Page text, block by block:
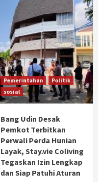
Pemerintahan
Politik
sosial
Bang Udin Desak
Pemkot Terbitkan
Perwali Perda Hunian
Layak, Stay.vie Coliving
Tegaskan Izin Lengkap
dan Siap Patuhi Aturan